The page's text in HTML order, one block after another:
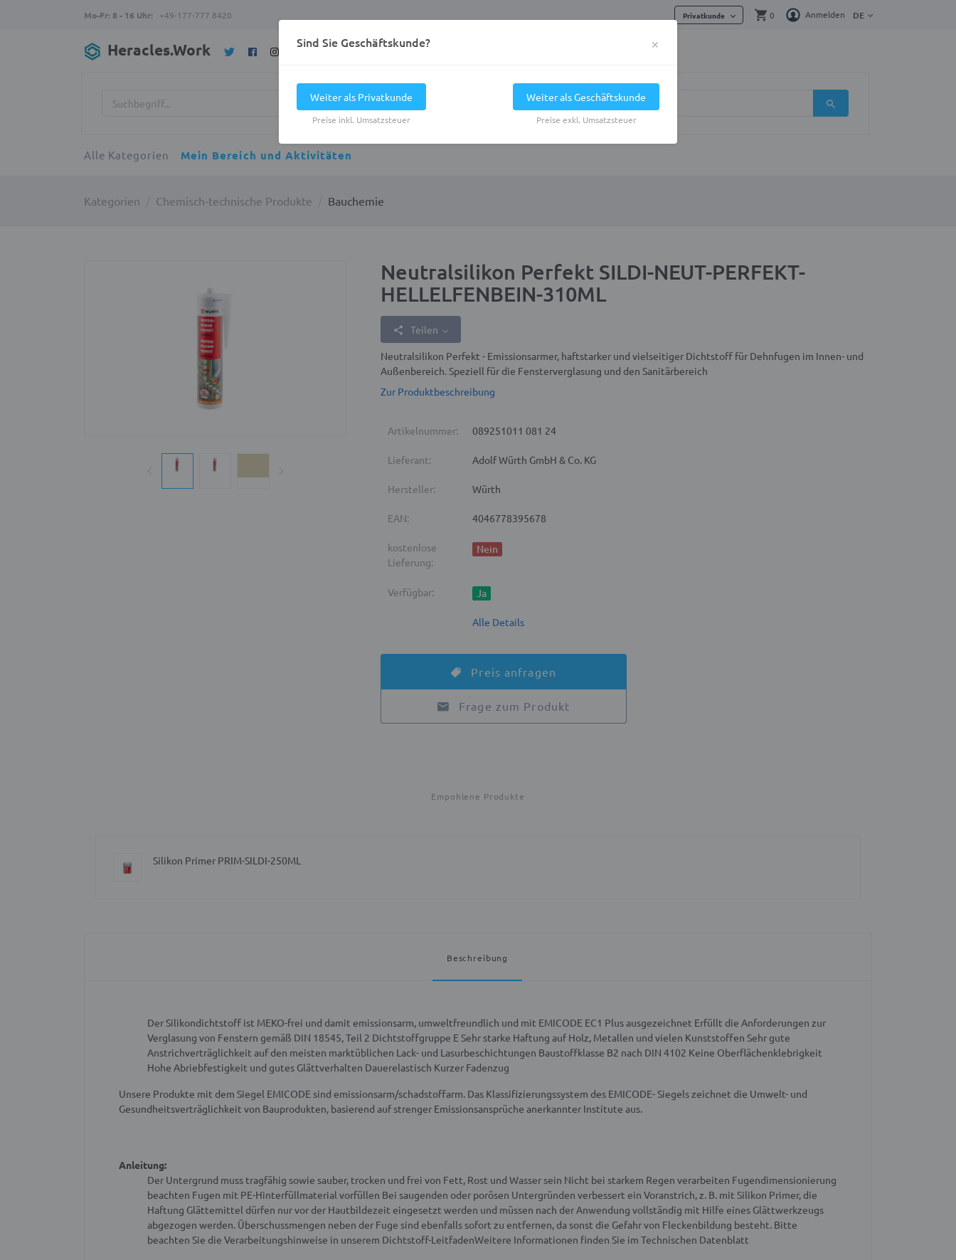
Mo-Fr: 8 - 16 Uhr: +49-177-777 8420 Privatkunde 0 Anmelden DE
Heracles.Work
Alle Kategorien Mein Bereich und Aktivitäten
Kategorien Chemisch-technische Produkte Bauchemie
Neutralsilikon Perfekt SILDI-NEUT-PERFEKT-
HELLELFENBEIN-310ML
Teilen
Neutralsilikon Perfekt - Emissionsarmer, haftstarker und vielseitiger Dichtstoff für Dehnfugen im Innen- und
Außenbereich. Speziell für die Fensterverglasung und den Sanitärbereich
Zur Produktbeschreibung
Artikelnummer: 089251011 081 24
Lieferant: Adolf Würth GmbH & Co. KG
Hersteller: Würth
EAN: 4046778395678
kostenlose
Lieferung:
Nein
Verfügbar: Ja
Alle Details
Preis anfragen
Frage zum Produkt
Empohlene Produkte
Silikon Primer PRIM-SILDI-250ML
Beschreibung
Der Silikondichtstoff ist MEKO-frei und damit emissionsarm, umweltfreundlich und mit EMICODE EC1 Plus ausgezeichnet Erfüllt die Anforderungen zur
Verglasung von Fenstern gemäß DIN 18545, Teil 2 Dichtstoffgruppe E Sehr starke Haftung auf Holz, Metallen und vielen Kunststoffen Sehr gute
Anstrichverträglichkeit auf den meisten marktüblichen Lack- und Lasurbeschichtungen Baustoffklasse B2 nach DIN 4102 Keine Oberflächenklebrigkeit
Hohe Abriebfestigkeit und gutes Glättverhalten Dauerelastisch Kurzer Fadenzug
Unsere Produkte mit dem Siegel EMICODE sind emissionsarm/schadstoffarm. Das Klassifizierungssystem des EMICODE- Siegels zeichnet die Umwelt- und
Gesundheitsverträglichkeit von Bauprodukten, basierend auf strenger Emissionsansprüche anerkannter Institute aus.
Anleitung:
Der Untergrund muss tragfähig sowie sauber, trocken und frei von Fett, Rost und Wasser sein Nicht bei starkem Regen verarbeiten Fugendimensionierung
beachten Fugen mit PE-Hinterfüllmaterial vorfüllen Bei saugenden oder porösen Untergründen verbessert ein Voranstrich, z. B. mit Silikon Primer, die
Haftung Glättemittel dürfen nur vor der Hautbildezeit eingesetzt werden und müssen nach der Anwendung vollständig mit Hilfe eines Glättwerkzeugs
abgezogen werden. Überschussmengen neben der Fuge sind ebenfalls sofort zu entfernen, da sonst die Gefahr von Fleckenbildung besteht. Bitte
beachten Sie die Verarbeitungshinweise in unserem Dichtstoff-LeitfadenWeitere Informationen finden Sie im Technischen Datenblatt
Sind Sie Geschäftskunde? ×
Weiter als Privatkunde
Preise inkl. Umsatzsteuer
Weiter als Geschäftskunde
Preise exkl. Umsatzsteuer